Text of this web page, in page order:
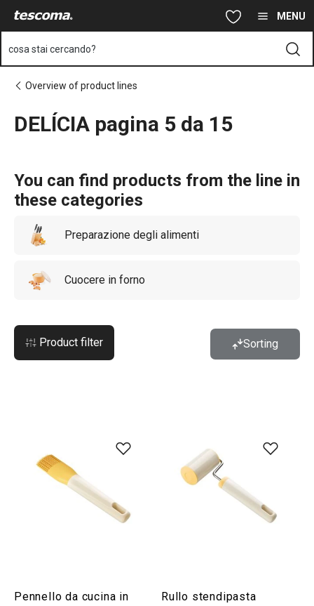
Vai al contenuto principale MENU
cosa stai cercando?
Overview of product lines
DELÍCIA pagina 5 da 15
You can find products from the line in
these categories
Preparazione degli alimenti
Cuocere in forno
Product filter Sorting
Pennello da cucina in
Rullo stendipasta